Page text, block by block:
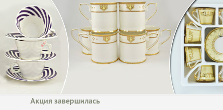
Акция завершилась